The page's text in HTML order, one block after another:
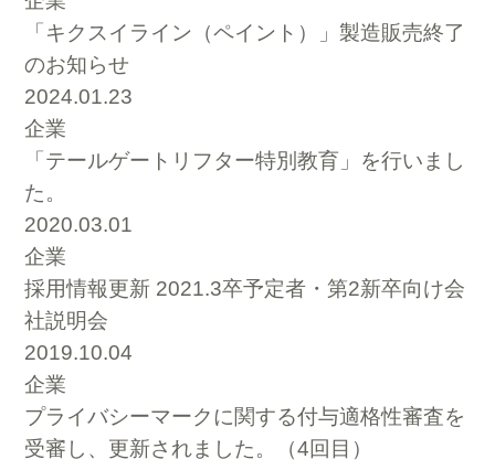
「キクスイライン（ペイント）」製造販売終了
のお知らせ
2024.01.23
企業
「テールゲートリフター特別教育」を行いまし
た。
2020.03.01
企業
採用情報更新 2021.3卒予定者・第2新卒向け会
社説明会
2019.10.04
企業
プライバシーマークに関する付与適格性審査を
受審し、更新されました。（4回目）